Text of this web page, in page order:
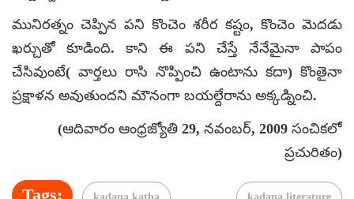
మునిరత్నం చెప్పిన పని కొంచెం శరీర కష్టం, కొంచెం మెదడు
ఖర్చుతో కూడింది. కాని ఈ పని చేస్తే నేనేమైనా పాపం
చేసివుంటే( వార్తలు రాసి నొప్పించి ఉంటాను కదా) కొంతైనా
ప్రక్షాళన అవుతుందని మౌనంగా బయల్దేరాను అక్కడ్నించి.
(ఆదివారం ఆంధ్రజ్యోతి 29, నవంబర్, 2009 సంచికలో
ప్రచురితం)
Tags: